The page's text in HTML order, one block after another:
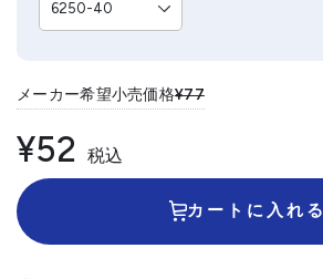
メーカー希望小売価格¥77
¥52 税込
カートに入れる